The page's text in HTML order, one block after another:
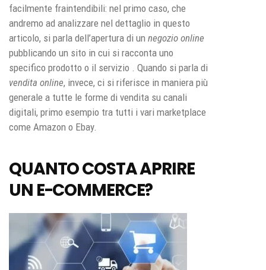
facilmente fraintendibili: nel primo caso, che
andremo ad analizzare nel dettaglio in questo
articolo, si parla dell’apertura di un negozio online
pubblicando un sito in cui si racconta uno
specifico prodotto o il servizio . Quando si parla di
vendita online, invece, ci si riferisce in maniera più
generale a tutte le forme di vendita su canali
digitali, primo esempio tra tutti i vari marketplace
come Amazon o Ebay.
QUANTO COSTA APRIRE
UN E-COMMERCE?